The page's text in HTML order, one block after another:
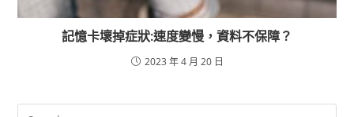
記憶卡壞掉症狀:速度變慢，資料不保障？
2023 年 4 月 20 日